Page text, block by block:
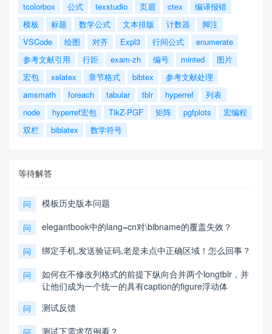
tcolorbox
公式 texstudio 页眉 ctex
编译报错
模板
标题 数学公式 文本排版 计数器
脚注
VSCode
绘图 对齐 Expl3 行间公式
enumerate
参考文献引用
行距 exam-zh 编号 minted
图片
宏包
xelatex 章节格式 bibtex
参考文献处理
amsmath
foreach tabular tblr hyperref
列表
node
hyperref宏包 TikZ-PGF 矩阵 pgfplots
宏编程
双栏
biblatex 数学符号
等待解答
问 模板历史版本问题
问 elegantbook中的lang=cn对\bibname的覆盖失效？
问 绑定手机,发送验证码,老是未点中正确区域！怎么回事？
问
如何在不修改列格式的前提下纵向合并两个longtblr，并
让他们成为一个统一的具有caption的figure浮动体
问 测试反馈
测试下需求范例看？